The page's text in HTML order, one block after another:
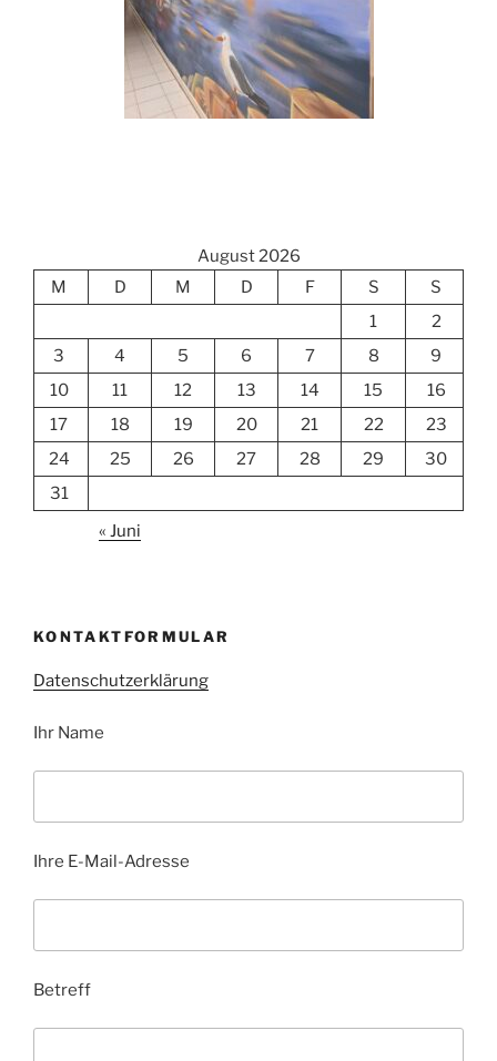
August 2026
M
D M D F S
S
1
2
3
4 5 6 7 8
9
10
11 12 13 14 15
16
17
18 19 20 21 22
23
24
25 26 27 28 29
30
31
« Juni
KONTAKTFORMULAR
Datenschutzerklärung
Ihr Name
Ihre E-Mail-Adresse
Betreff